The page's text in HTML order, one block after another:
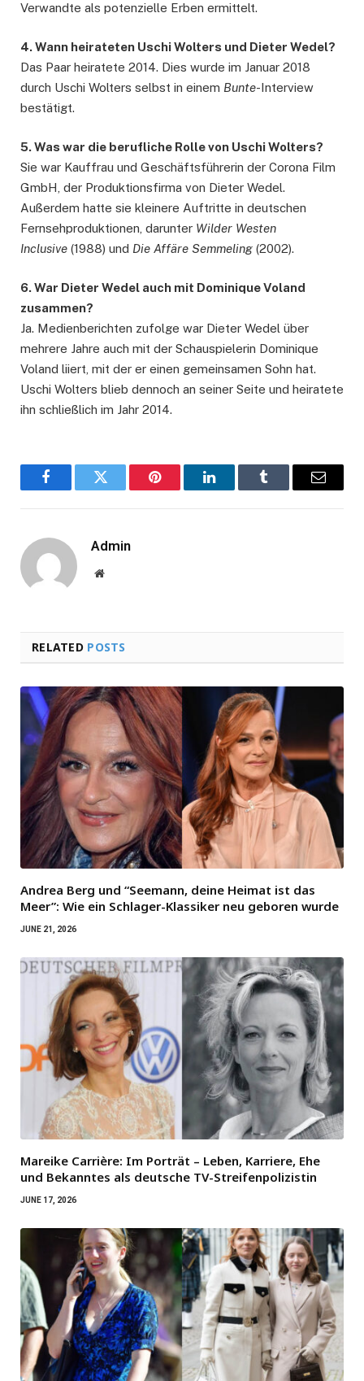
Verwandte als potenzielle Erben ermittelt.
4. Wann heirateten Uschi Wolters und Dieter Wedel?
Das Paar heiratete 2014. Dies wurde im Januar 2018
durch Uschi Wolters selbst in einem Bunte-Interview
bestätigt.
5. Was war die berufliche Rolle von Uschi Wolters?
Sie war Kauffrau und Geschäftsführerin der Corona Film
GmbH, der Produktionsfirma von Dieter Wedel.
Außerdem hatte sie kleinere Auftritte in deutschen
Fernsehproduktionen, darunter Wilder Westen
Inclusive (1988) und Die Affäre Semmeling (2002).
6. War Dieter Wedel auch mit Dominique Voland
zusammen?
Ja. Medienberichten zufolge war Dieter Wedel über
mehrere Jahre auch mit der Schauspielerin Dominique
Voland liiert, mit der er einen gemeinsamen Sohn hat.
Uschi Wolters blieb dennoch an seiner Seite und heiratete
ihn schließlich im Jahr 2014.
FacebookTwitter Pinterest LinkedInTumblr Email
Admin
Website
RELATED POSTS
Andrea Berg und “Seemann, deine Heimat ist das
Meer”: Wie ein Schlager-Klassiker neu geboren wurde
JUNE 21, 2026
Mareike Carrière: Im Porträt – Leben, Karriere, Ehe
und Bekanntes als deutsche TV-Streifenpolizistin
JUNE 17, 2026